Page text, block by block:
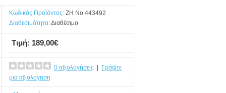
Κωδικός Προϊόντος: ΖΗ Νο 443492
Διαθεσιμότητα:Διαθέσιμο
Τιμή: 189,00€
0 αξιολογήσεις
Γράψτε
μια αξιολόγηση